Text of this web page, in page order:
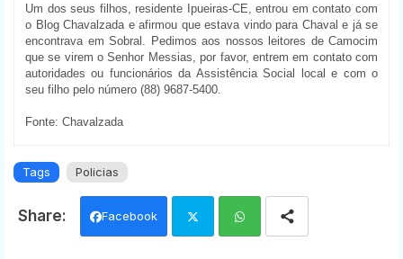
Um dos seus filhos, residente Ipueiras-CE, entrou em contato com
o Blog Chavalzada e afirmou que estava vindo para Chaval e já se
encontrava em Sobral. Pedimos aos nossos leitores de Camocim
que se virem o Senhor Messias, por favor, entrem em contato com
autoridades ou funcionários da Assistência Social local e com o
seu filho pelo número (88) 9687-5400.
Fonte: Chavalzada
Tags Policias
Facebook